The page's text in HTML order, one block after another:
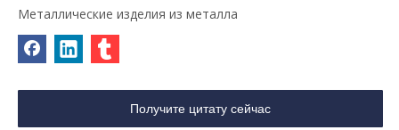
Металлические изделия из металла
Получите цитату сейчас